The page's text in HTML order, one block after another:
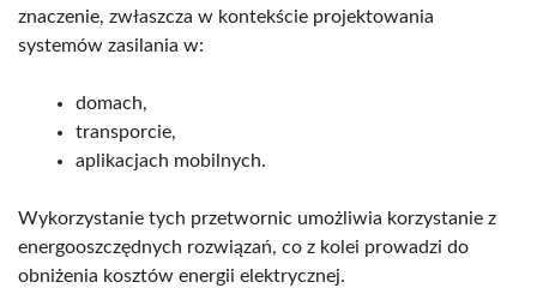
znaczenie, zwłaszcza w kontekście projektowania
systemów zasilania w:
domach,
transporcie,
aplikacjach mobilnych.
Wykorzystanie tych przetwornic umożliwia korzystanie z
energooszczędnych rozwiązań, co z kolei prowadzi do
obniżenia kosztów energii elektrycznej.